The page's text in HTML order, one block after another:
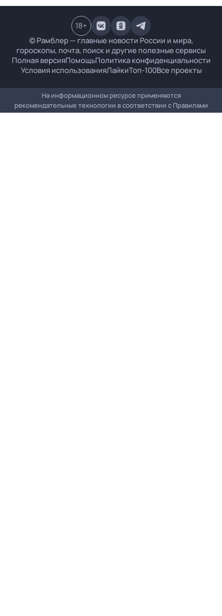
© Рамблер — главные новости России и мира,
гороскопы, почта, поиск и другие полезные сервисы
Полная версияПомощьПолитика конфиденциальности
Условия использованияЛайкиТоп-100Все проекты
18+
На информационном ресурсе применяются
рекомендательные технологии в соответствии с Правилами